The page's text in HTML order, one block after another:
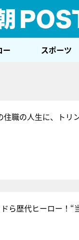
ー スポーツ
住職の人生に、トリ
ら歴代ヒーロー！“